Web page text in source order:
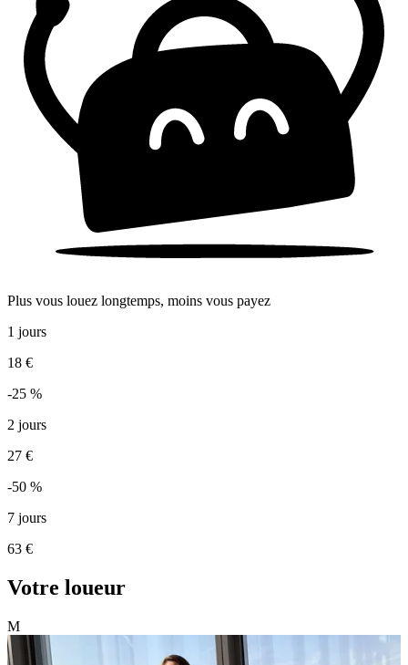
Plus vous louez longtemps, moins vous payez
1 jours
18 €
-25 %
2 jours
27 €
-50 %
7 jours
63 €
Votre loueur
M